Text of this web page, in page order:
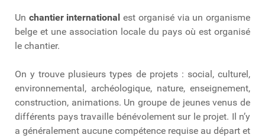
Un chantier international est organisé via un organisme
belge et une association locale du pays où est organisé
le chantier.
On y trouve plusieurs types de projets : social, culturel,
environnemental, archéologique, nature, enseignement,
construction, animations. Un groupe de jeunes venus de
différents pays travaille bénévolement sur le projet. Il n’y
a généralement aucune compétence requise au départ et